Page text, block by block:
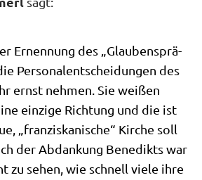
Ernen­nung des „Glau­bens­prä­
Per­so­nal­ent­schei­dun­gen des
ernst neh­men. Sie wei­ßen
ein­zi­ge Rich­tung und die ist
„fran­zis­ka­ni­sche“ Kir­che soll
der Abdan­kung Bene­dikts war
zu sehen, wie schnell vie­le ihre